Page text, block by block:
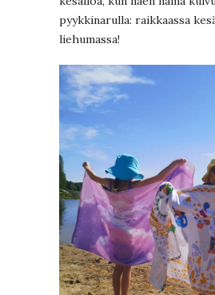
pyykkinarulla: raikkaassa
liehumassa!